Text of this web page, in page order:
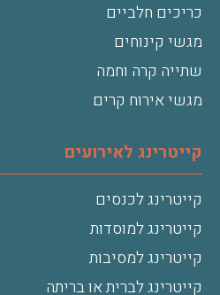
כריכים חלביים
מגשי קינוחים
שתייה קרה וחמה
מגשי אירוח קרים
קייטרינג לאירועים
קייטרינג לכנסים
קייטרינג למוסדות
קייטרינג למסיבות
קייטרינג לברית או בריתה